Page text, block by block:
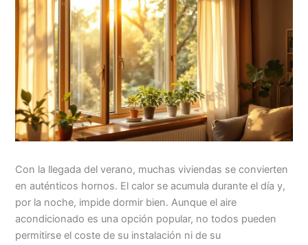
Con la llegada del verano, muchas viviendas se convierten
en auténticos hornos. El calor se acumula durante el día y,
por la noche, impide dormir bien. Aunque el aire
acondicionado es una opción popular, no todos pueden
permitirse el coste de su instalación ni de su